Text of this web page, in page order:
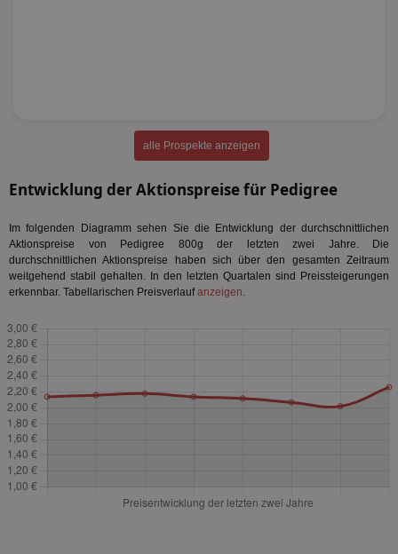
alle Prospekte anzeigen
Entwicklung der Aktionspreise für Pedigree
Im folgenden Diagramm sehen Sie die Entwicklung der durchschnittlichen
Aktionspreise von Pedigree 800g der letzten zwei Jahre. Die
durchschnittlichen Aktionspreise haben sich über den gesamten Zeitraum
weitgehend stabil gehalten. In den letzten Quartalen sind Preissteigerungen
erkennbar. Tabellarischen Preisverlaufanzeigen.